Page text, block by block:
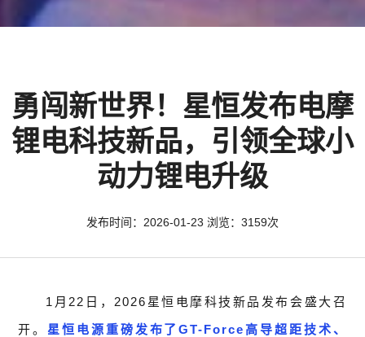
勇闯新世界！星恒发布电摩
锂电科技新品，引领全球小
动力锂电升级
发布时间：2026-01-23 浏览：3159次
1月22日，2026星恒电摩科技新品发布会盛大召
开。星恒电源重磅发布了GT-Force高导超距技术、